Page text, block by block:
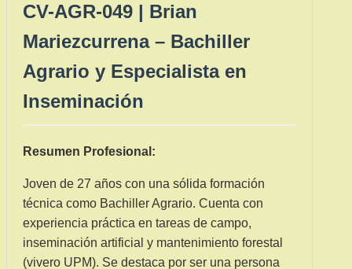
CV-AGR-049 | Brian
Mariezcurrena – Bachiller
Agrario y Especialista en
Inseminación
Resumen Profesional:
Joven de 27 años con una sólida formación
técnica como Bachiller Agrario. Cuenta con
experiencia práctica en tareas de campo,
inseminación artificial y mantenimiento forestal
(vivero UPM). Se destaca por ser una persona